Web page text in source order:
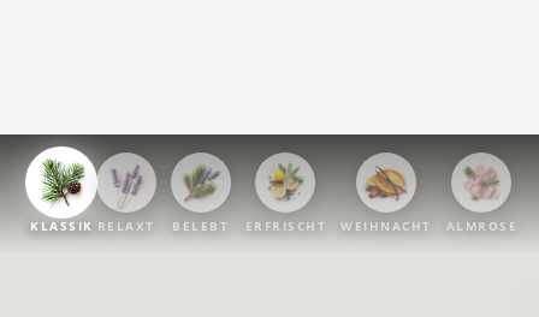
KLASSIK RELAXT BELEBT ERFRISCHT WEIHNACHT ALMROSE